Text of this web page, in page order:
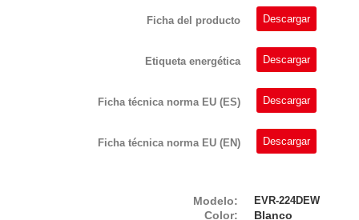
Ficha del producto Descargar
Etiqueta energética Descargar
Ficha técnica norma EU (ES) Descargar
Ficha técnica norma EU (EN) Descargar
Modelo: EVR-224DEW
Color: Blanco